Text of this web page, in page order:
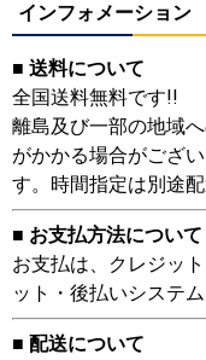
インフォメーション
■ 送料について
全国送料無料です!!
離島及び一部の地域
がかかる場合がござ
す。時間指定は別途
■ お支払方法について
お支払は、クレジッ
ット・後払いシステ
■ 配送について